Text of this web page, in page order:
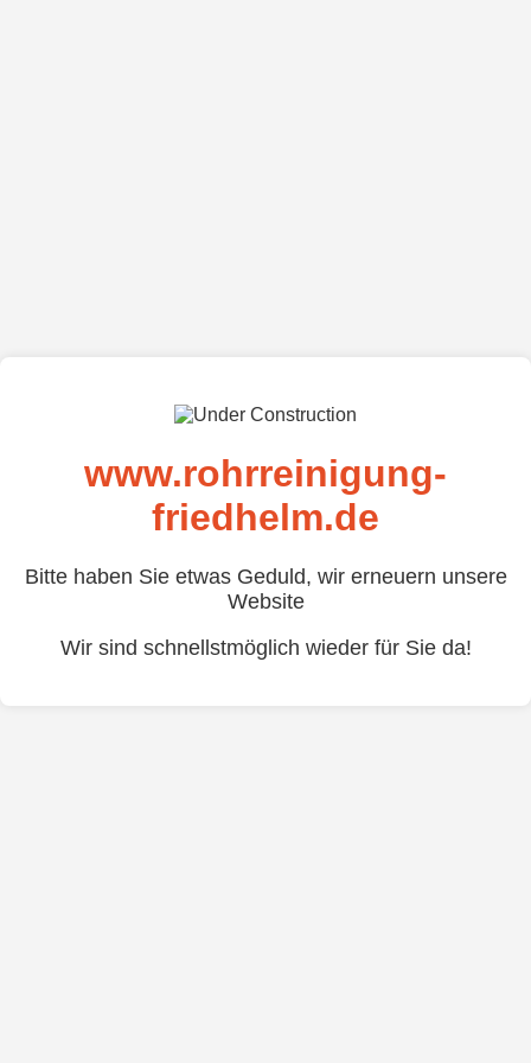
www.rohrreinigung-
friedhelm.de
Bitte haben Sie etwas Geduld, wir erneuern unsere
Website
Wir sind schnellstmöglich wieder für Sie da!